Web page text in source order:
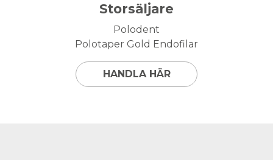
Storsäljare
Polodent
Polotaper Gold Endofilar
HANDLA HÄR